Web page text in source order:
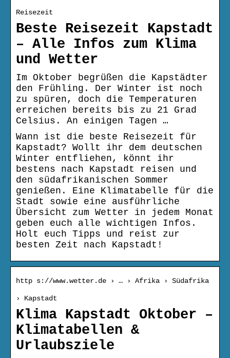
Reisezeit
Beste Reisezeit Kapstadt
– Alle Infos zum Klima
und Wetter
Im Oktober begrüßen die Kapstädter
den Frühling. Der Winter ist noch
zu spüren, doch die Temperaturen
erreichen bereits bis zu 21 Grad
Celsius. An einigen Tagen …
Wann ist die beste Reisezeit für
Kapstadt? Wollt ihr dem deutschen
Winter entfliehen, könnt ihr
bestens nach Kapstadt reisen und
den südafrikanischen Sommer
genießen. Eine Klimatabelle für die
Stadt sowie eine ausführliche
Übersicht zum Wetter in jedem Monat
geben euch alle wichtigen Infos.
Holt euch Tipps und reist zur
besten Zeit nach Kapstadt!
http s://www.wetter.de › … › Afrika › Südafrika
› Kapstadt
Klima Kapstadt Oktober –
Klimatabellen &
Urlaubsziele